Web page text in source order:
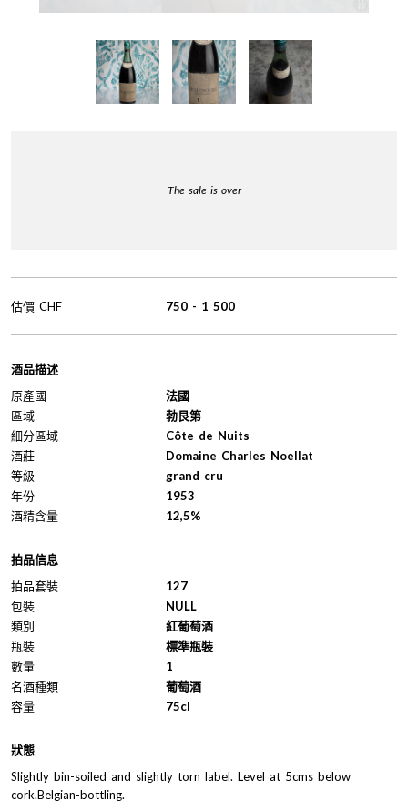
The sale is over
酒品描述
原產國
法國
區域
勃艮第
細分區域
Côte de Nuits
酒莊
Domaine Charles Noellat
等級
grand cru
年份
1953
酒精含量
12,5%
拍品信息
拍品套裝
127
包裝
NULL
類別
紅葡萄酒
瓶裝
標準瓶裝
數量
1
名酒種類
葡萄酒
容量
75cl
估價 CHF 750 - 1 500
狀態
Slightly bin-soiled and slightly torn label. Level at 5cms below
cork.Belgian-bottling.